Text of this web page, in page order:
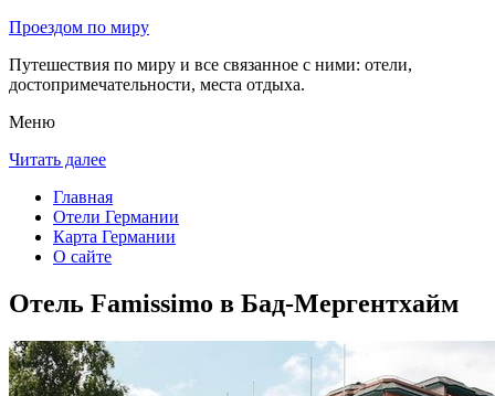
Проездом по миру
Путешествия по миру и все связанное с ними: отели,
достопримечательности, места отдыха.
Меню
Читать далее
Главная
Отели Германии
Карта Германии
О сайте
Отель Famissimo в Бад-Мергентхайм